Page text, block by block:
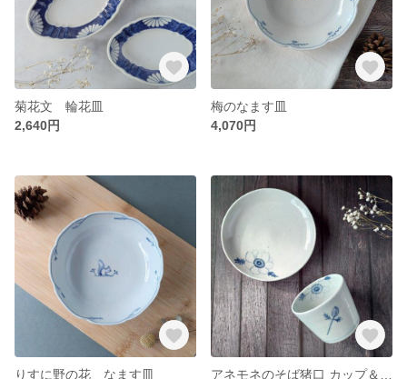
菊花文 輪花皿
2,640円
梅のなます皿
4,070円
りすに野の花 なます皿